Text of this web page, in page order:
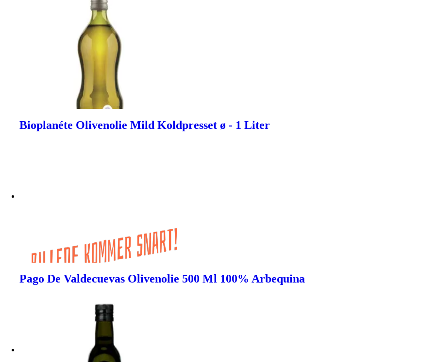
Bioplanéte Olivenolie Mild Koldpresset ø - 1 Liter
Pago De Valdecuevas Olivenolie 500 Ml 100% Arbequina